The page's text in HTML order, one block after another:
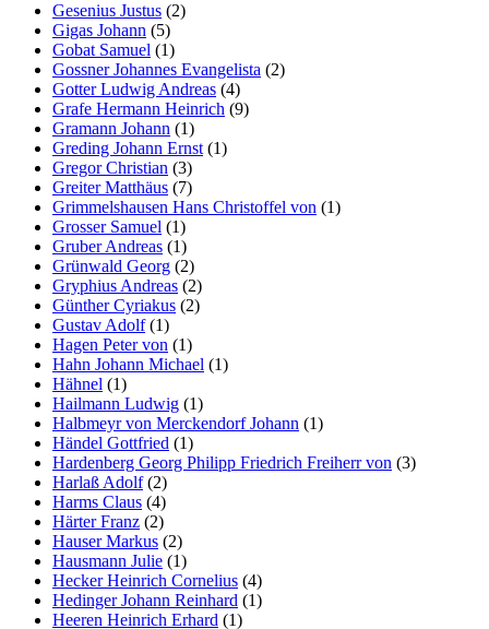
Gesenius Justus (2)
Gigas Johann (5)
Gobat Samuel (1)
Gossner Johannes Evangelista (2)
Gotter Ludwig Andreas (4)
Grafe Hermann Heinrich (9)
Gramann Johann (1)
Greding Johann Ernst (1)
Gregor Christian (3)
Greiter Matthäus (7)
Grimmelshausen Hans Christoffel von (1)
Grosser Samuel (1)
Gruber Andreas (1)
Grünwald Georg (2)
Gryphius Andreas (2)
Günther Cyriakus (2)
Gustav Adolf(1)
Hagen Peter von (1)
Hahn Johann Michael (1)
Hähnel (1)
Hailmann Ludwig (1)
Halbmeyr von Merckendorf Johann (1)
Händel Gottfried (1)
Hardenberg Georg Philipp Friedrich Freiherr von (3)
Harlaß Adolf(2)
Harms Claus (4)
Härter Franz (2)
Hauser Markus (2)
Hausmann Julie (1)
Hecker Heinrich Cornelius (4)
Hedinger Johann Reinhard (1)
Heeren Heinrich Erhard (1)